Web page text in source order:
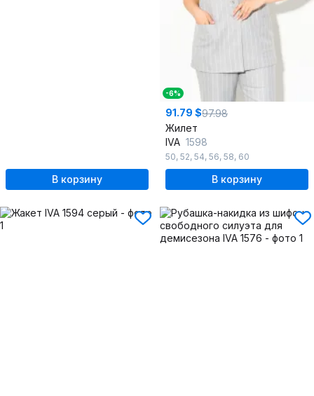
В корзину
-6%
91.79 $97.98
Жилет
IVA 1598
50, 52, 54, 56, 58, 60
В корзину